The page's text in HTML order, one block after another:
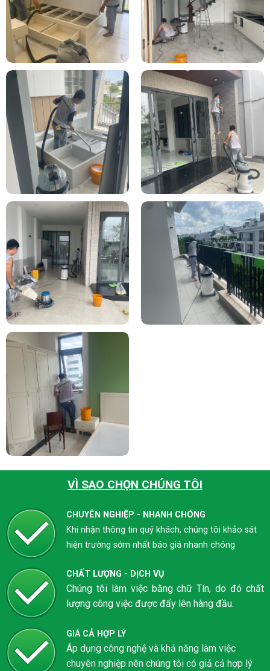
VÌ SAO CHỌN CHÚNG TÔI
CHUYÊN NGHIỆP - NHANH CHÓNG
Khi nhận thông tin quý khách, chúng tôi khảo sát
hiện trường sớm nhất báo giá nhanh chóng
CHẤT LƯỢNG - DỊCH VỤ
Chúng tôi làm việc bằng chữ Tín, do đó chất
lượng công việc được đẩy lên hàng đầu.
GIÁ CẢ HỢP LÝ
Áp dụng công nghệ và khả năng làm việc
chuyên nghiệp nên chúng tôi có giả cả hợp lý